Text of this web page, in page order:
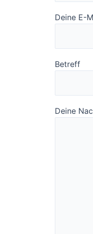
Deine E-
Betreff
Deine